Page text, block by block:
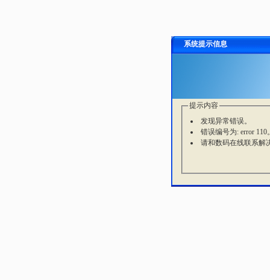
系统提示信息
提示内容
发现异常错误。
错误编号为: error 110
请和数码在线联系解